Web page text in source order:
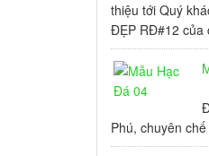
thiệu tới Quý
ĐẸP RĐ#12
Phú, chuyên